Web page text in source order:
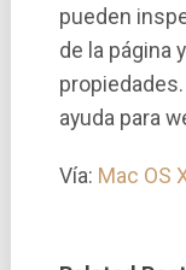
pueden
de la página
ayuda para
Ví­a: Mac OS